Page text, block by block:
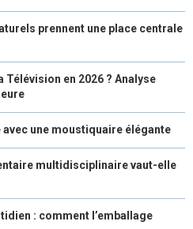
prennent une place centrale
en 2026 ? Analyse
une moustiquaire élégante
multidisciplinaire vaut-elle
: comment l’emballage